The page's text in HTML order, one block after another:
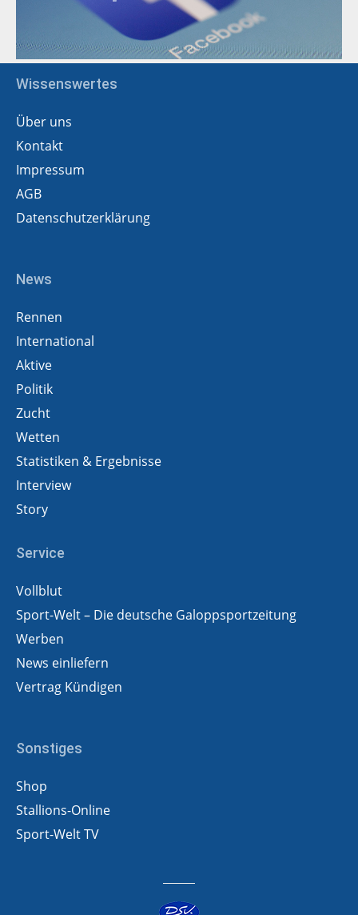
Wissenswertes
Über uns
Kontakt
Impressum
AGB
Datenschutzerklärung
News
Rennen
International
Aktive
Politik
Zucht
Wetten
Statistiken & Ergebnisse
Interview
Story
Service
Vollblut
Sport-Welt – Die deutsche Galoppsportzeitung
Werben
News einliefern
Vertrag Kündigen
Sonstiges
Shop
Stallions-Online
Sport-Welt TV